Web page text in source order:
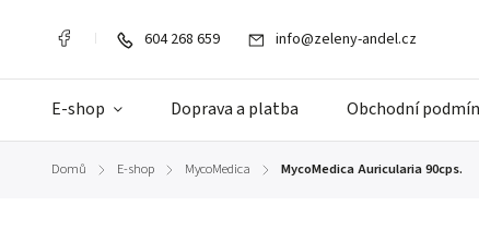
604 268 659 info@zeleny-andel.cz
E-shop Doprava a platba Obchodní
Domů / E-shop / MycoMedica / MycoMedica Auricularia 90cps.